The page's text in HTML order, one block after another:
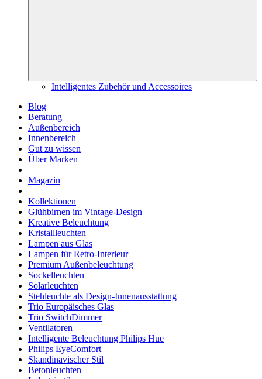
Intelligentes Zubehör und Accessoires
Blog
Beratung
Außenbereich
Innenbereich
Gut zu wissen
Über Marken
Magazin
Kollektionen
Glühbirnen im Vintage-Design
Kreative Beleuchtung
Kristallleuchten
Lampen aus Glas
Lampen für Retro-Interieur
Premium Außenbeleuchtung
Sockelleuchten
Solarleuchten
Stehleuchte als Design-Innenausstattung
Trio Europäisches Glas
Trio SwitchDimmer
Ventilatoren
Intelligente Beleuchtung Philips Hue
Philips EyeComfort
Skandinavischer Stil
Betonleuchten